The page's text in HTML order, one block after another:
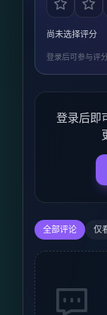
尚未选择评分
登录后可参与评分
登录后即
全部评论 仅